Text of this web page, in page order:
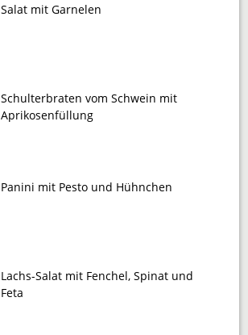
Salat mit Garnelen
Schulterbraten vom Schwein mit
Aprikosenfüllung
Panini mit Pesto und Hühnchen
Lachs-Salat mit Fenchel, Spinat und
Feta